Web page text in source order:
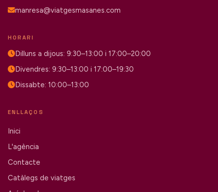
manresa@viatgesmasanes.com
HORARI
Dilluns a dijous: 9:30–13:00 i 17:00–20:00
Divendres: 9:30–13:00 i 17:00–19:30
Dissabte: 10:00–13:00
ENLLAÇOS
Inici
L'agència
Contacte
Catàlegs de viatges